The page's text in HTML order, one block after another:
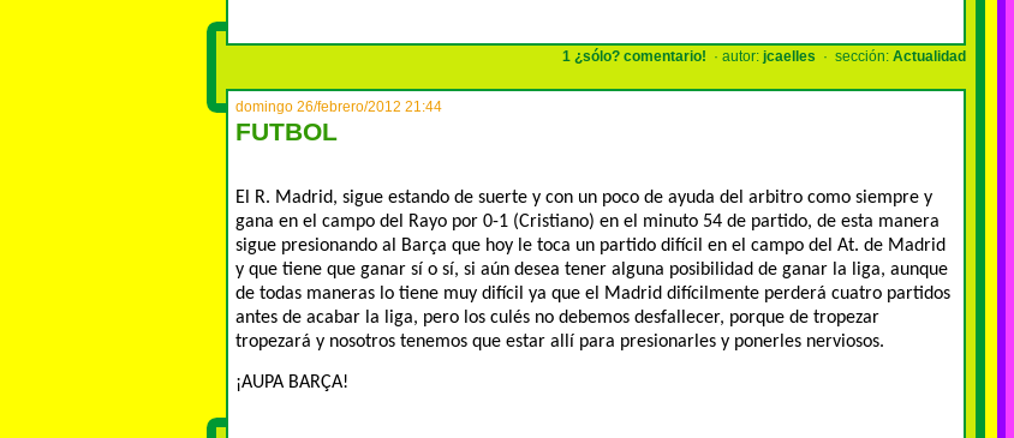
1 ¿sólo? comentario! · autor: jcaelles · sección: Actualidad
domingo 26/febrero/2012 21:44
FUTBOL
El R. Madrid, sigue estando de suerte y con un poco de ayuda del arbitro como siempre y
gana en el campo del Rayo por 0-1 (Cristiano) en el minuto 54 de partido, de esta manera
sigue presionando al Barça que hoy le toca un partido difícil en el campo del At. de Madrid
y que tiene que ganar sí o sí, si aún desea tener alguna posibilidad de ganar la liga, aunque
de todas maneras lo tiene muy difícil ya que el Madrid difícilmente perderá cuatro partidos
antes de acabar la liga, pero los culés no debemos desfallecer, porque de tropezar
tropezará y nosotros tenemos que estar allí para presionarles y ponerles nerviosos.
¡AUPA BARÇA!